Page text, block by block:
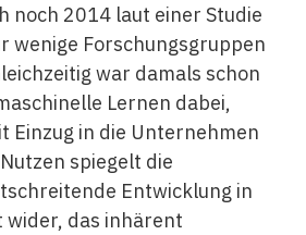
noch 2014 laut einer Studie
wenige Forschungsgruppen
war damals schon
Lernen dabei,
Einzug in die Unternehmen
spiegelt die
Entwicklung in
wider, das inhärent